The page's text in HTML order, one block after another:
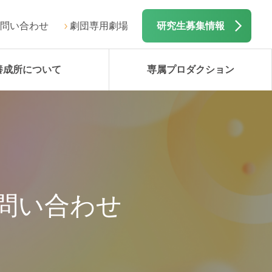
い合わせ 劇団専用劇場 研究生募集情報
成所について 専属プロダクション
い合わせ